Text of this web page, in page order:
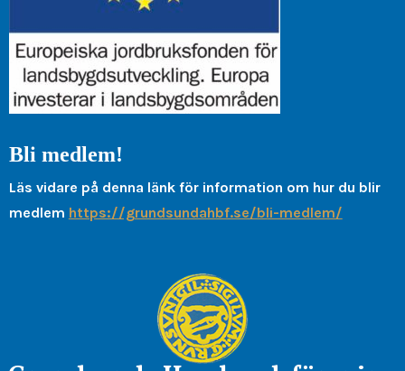
Bli medlem!
Läs vidare på denna länk för information om hur du blir
medlem https://grundsundahbf.se/bli-medlem/